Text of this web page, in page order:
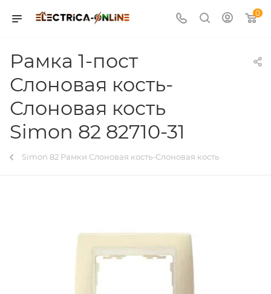
0
Рамка 1-пост
Слоновая кость-
Слоновая кость
Simon 82 82710-31
Simon 82 Рамки Слоновая кость-Слоновая кость